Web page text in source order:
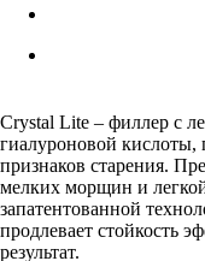
Crystal Lite – филлер с
гиалуроновой кислоты,
признаков старения.
мелких морщин и
запатентованной
продлевает стойкость
результат.